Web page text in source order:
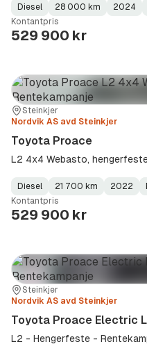
Fuel
Type:
Diesel
Kilometerstand:
28 000 km
Model
Year:
2024
Gearbox
Type:
Kontantpris
529 900 kr
Sted:
Steinkjer
Forhandler:
Nordvik AS avd Steinkjer
Toyota Proace
L2 4x4 Webasto,
Fuel
Type:
Diesel
Kilometerstand:
21 700 km
Model
Year:
2022
Gearbox
Type:
Kontantpris
529 900 kr
Sted:
Steinkjer
Forhandler:
Nordvik AS avd Steinkjer
Toyota Proace Electric
L2 - Hengerfeste -